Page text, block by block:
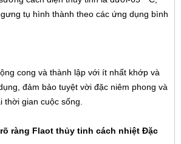
tụ hình thành theo các ứng dụng bình
cong và thành lập với ít nhất khớp và
đảm bảo tuyệt vời đặc niêm phong và
gian cuộc sống.
rõ ràng Flaot thủy tinh cách nhiệt Đặc